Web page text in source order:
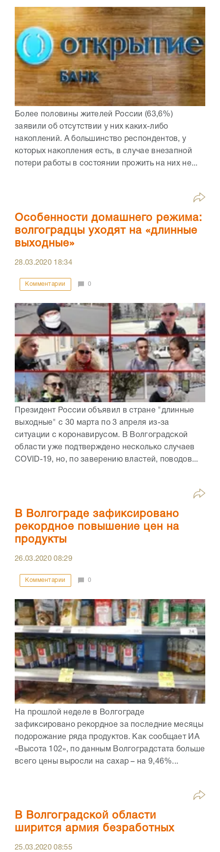
Более половины жителей России (63,6%)
заявили об отсутствии у них каких-либо
накоплений. А большинство респондентов, у
которых накопления есть, в случае внезапной
потери работы в состоянии прожить на них не...
Особенности домашнего режима:
волгоградцы уходят на «длинные
выходные»
28.03.2020 18:34
Комментарии 0
Президент России объявил в стране "длинные
выходные" с 30 марта по 3 апреля из-за
ситуации с коронавирусом. В Волгоградской
области уже подтверждено несколько случаев
COVID-19, но, по заверению властей, поводов...
В Волгограде зафиксировано
рекордное повышение цен на
продукты
26.03.202008:29
Комментарии 0
На прошлой неделе в Волгограде
зафиксировано рекордное за последние месяцы
подорожание ряда продуктов. Как сообщает ИА
«Высота 102», по данным Волгоградстата больше
всего цены выросли на сахар – на 9,46%...
В Волгоградской области
ширится армия безработных
25.03.202008:55